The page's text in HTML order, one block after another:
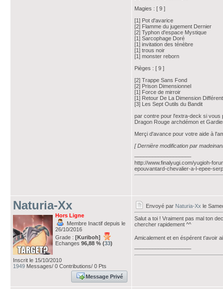
Magies : [ 9 ]
[1] Pot d'avarice
[2] Flamme du jugement Dernier
[2] Typhon d'espace Mystique
[1] Sarcophage Doré
[1] invitation des ténèbre
[1] trous noir
[1] monster reborn
Pièges : [ 9 ]
[2] Trappe Sans Fond
[2] Prison Dimensionnel
[1] Force de mirroir
[1] Retour De La Dimension
[3] Les Sept Outils du Bandit
par contre pour l'extra-deck si vous
Dragon Rouge archdémon et
Merçi d'avance pour votre aide à
[ Dernière modification par
http://www.finalyugi.com/yugioh-
epouvantard-chevalier-a-l-epee-
Naturia-Xx
Hors Ligne
Membre Inactif depuis le
26/10/2016
Grade : [Kuriboh]
Echanges 96,88 % (33)
Inscrit le 15/10/2010
1949 Messages/ 0 Contributions/ 0 Pts
Message Privé
Envoyé par Naturia-Xx le
Salut a toi ! Vraiment pas mal ton
chercher rapidement ^^
Amicalement et en éspérent t'avoir